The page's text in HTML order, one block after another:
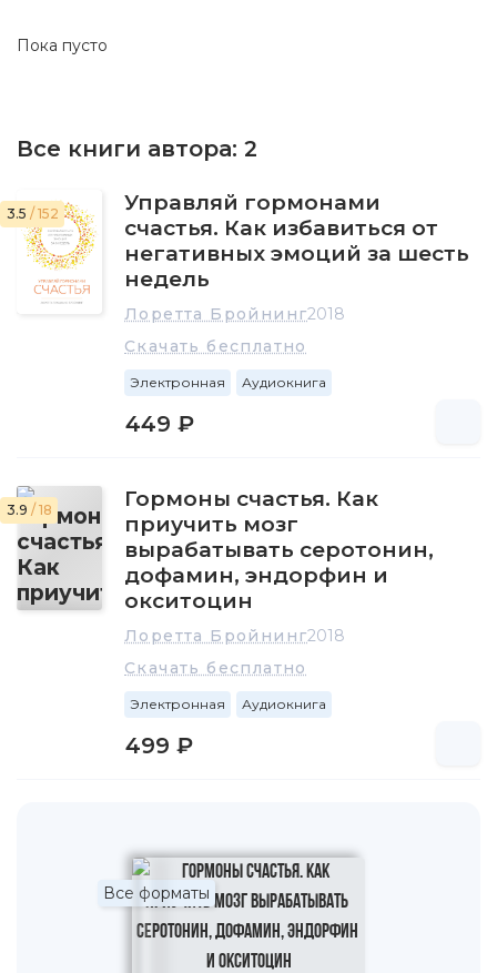
Пока пусто
Все книги автора: 2
3.5 / 152
Управляй гормонами
счастья. Как избавиться от
негативных эмоций за шесть
недель
Лоретта Бройнинг2018
Скачать бесплатно
Электронная Аудиокнига
449 ₽
3.9 / 18
Гормоны счастья. Как
приучить мозг
вырабатывать серотонин,
дофамин, эндорфин и
окситоцин
Лоретта Бройнинг2018
Скачать бесплатно
Электронная Аудиокнига
499 ₽
Все форматы